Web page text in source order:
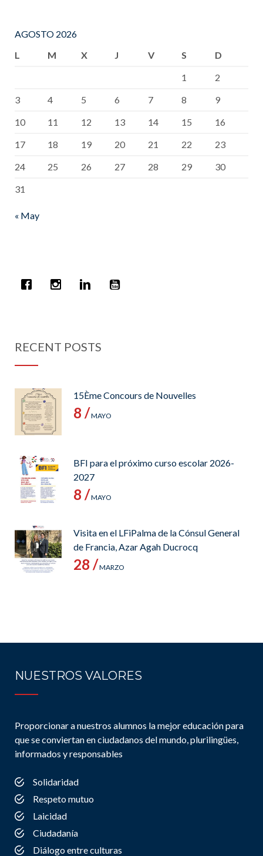
AGOSTO 2026
L
M X J V S
D
1
2
3
4 5 6 7 8
9
10
11 12 13 14 15
16
17
18 19 20 21 22
23
24
25 26 27 28 29
30
31
« May
RECENT POSTS
15Ème Concours de Nouvelles
8 /MAYO
BFI para el próximo curso escolar 2026-
2027
8 /MAYO
Visita en el LFiPalma de la Cónsul General
de Francia, Azar Agah Ducrocq
28 /MARZO
NUESTROS VALORES
Proporcionar a nuestros alumnos la mejor educación para
que se conviertan en ciudadanos del mundo, plurilingües,
informados y responsables
Solidaridad
Respeto mutuo
Laicidad
Ciudadanía
Diálogo entre culturas